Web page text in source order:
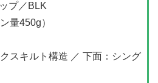
プ／BLK
量450g）
スキルト構造 ／ 下面：シング